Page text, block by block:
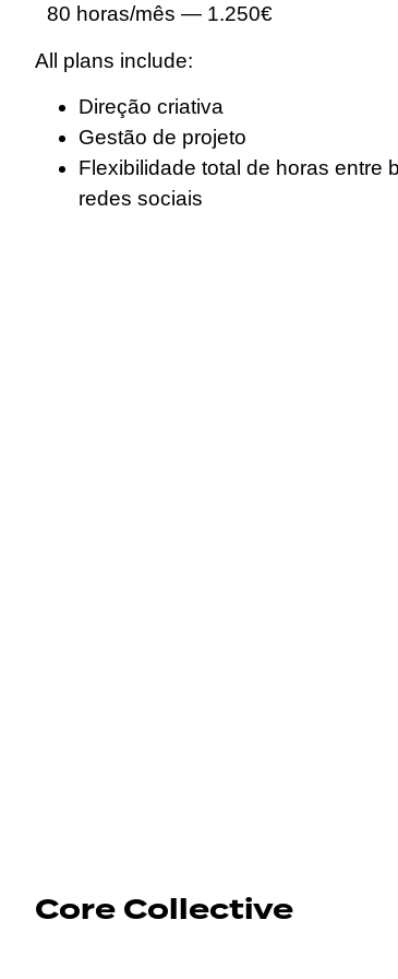
80 horas/mês — 1.250€
All plans include:
Direção criativa
Gestão de projeto
Flexibilidade total de horas entre
redes sociais
Core Collective